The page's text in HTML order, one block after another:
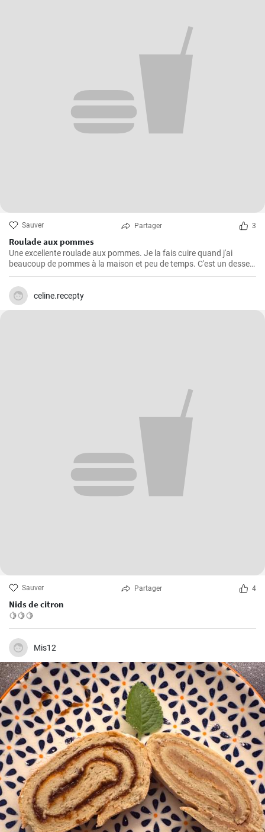
Sauver Partager 3
Roulade aux pommes
Une excellente roulade aux pommes. Je la fais cuire quand j'ai
beaucoup de pommes à la maison et peu de temps. C'est un dessert
rapide et facile qui plait toujours.
celine.recepty
Sauver Partager 4
Nids de citron
🍋🍋🍋
Mis12